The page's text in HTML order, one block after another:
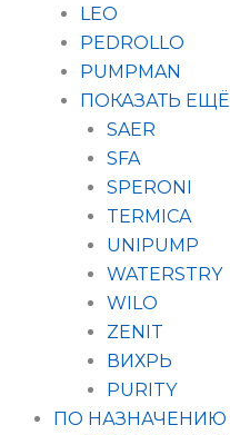
LEO
PEDROLLO
PUMPMAN
ПОКАЗАТЬ ЕЩЁ
SAER
SFA
SPERONI
TERMICA
UNIPUMP
WATERSTRY
WILO
ZENIT
ВИХРЬ
PURITY
ПО НАЗНАЧЕНИЮ